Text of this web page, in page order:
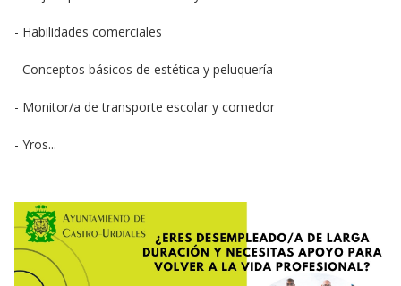
- Habilidades comerciales
- Conceptos básicos de estética y peluquería
- Monitor/a de transporte escolar y comedor
- Yros...